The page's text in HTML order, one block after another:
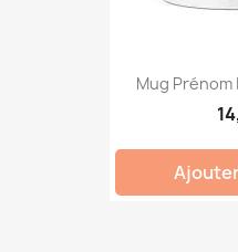
Mug Prénom